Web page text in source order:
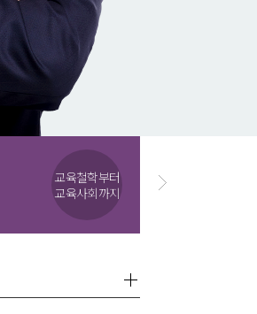
교육철학부터
교육사회까지